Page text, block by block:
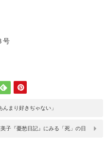
号
まり好きぢゃない」
子『憂愁日記』にみる「死」の日